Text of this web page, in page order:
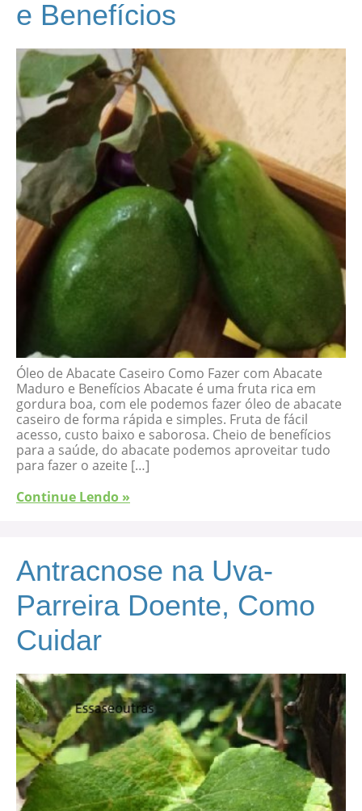
e Benefícios
Óleo de Abacate Caseiro Como Fazer com Abacate
Maduro e Benefícios Abacate é uma fruta rica em
gordura boa, com ele podemos fazer óleo de abacate
caseiro de forma rápida e simples. Fruta de fácil
acesso, custo baixo e saborosa. Cheio de benefícios
para a saúde, do abacate podemos aproveitar tudo
para fazer o azeite […]
Continue Lendo »
Antracnose na Uva-
Parreira Doente, Como
Cuidar